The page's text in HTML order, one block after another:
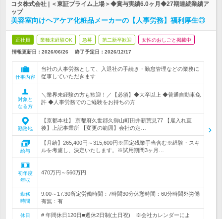
コタ株式会社 | ＜東証プライム上場＞◆賞与実績6.0ヶ月◆27期連続業績ア
ップ
美容室向けヘアケア化粧品メーカーの【人事労務】福利厚生◎
正社員 業種未経験OK 急募 第二新卒歓迎 女性のおしごと掲載中
情報更新日：2026/06/26 終了予定日： 2026/12/17
仕事内容
当社の人事労務として、入退社の手続き・勤怠管理などの業務に
従事していただきます
対象と
なる方
＼業界未経験の方も歓迎！／【必須】◆大卒以上 ◆普通自動車免
許 ◆人事労務でのご経験をお持ちの方
勤務地
【京都本社】 京都府久世郡久御山町田井新荒見77 【雇入れ直
後】上記事業所 【変更の範囲】会社の定…
給与
【月給】265,400円～315,600円※固定残業手当含む※経験・スキ
ルを考慮し、決定いたします。※試用期間3ヶ月…
初年度
年収
470万円～560万円
勤務
時間
9:00～17:30所定労働時間：7時間30分休憩時間：60分時間外労働
有無：有
休日
# 年間休日120日■週休2日制(土日祝) ※会社カレンダーによ